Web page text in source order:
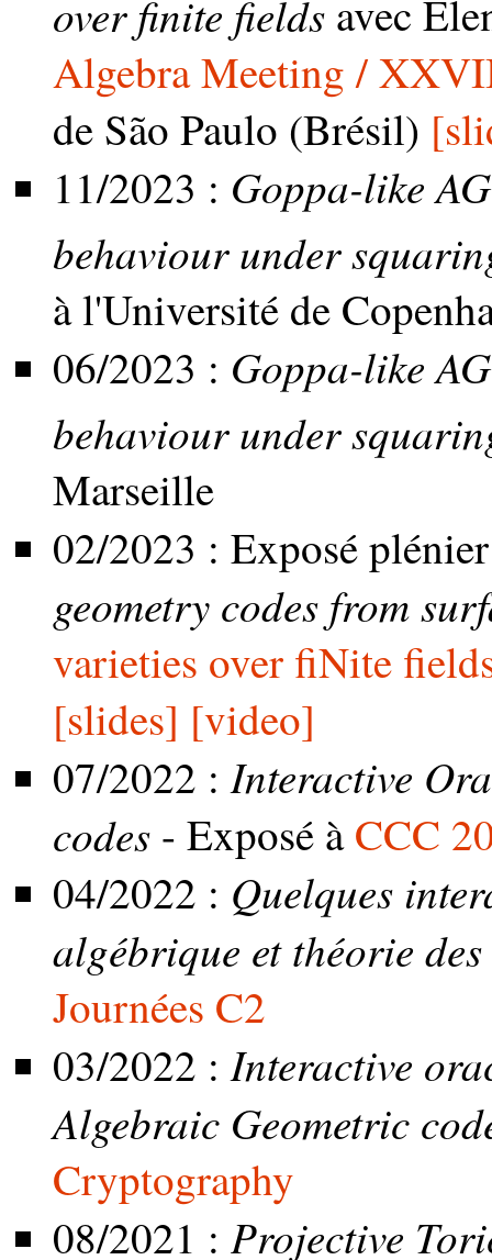
over finite fields avec
Algebra Meeting /
de São Paulo (Brésil)
11/2023 : Goppa-like
behaviour under
à l'Université de
06/2023 : Goppa-like
behaviour under
Marseille
02/2023 : Exposé
geometry codes from
varieties over fiNite
[slides] [video]
07/2022 :Interactive
codes - Exposé àCCC
04/2022 : Quelques
algébrique et théorie des
Journées C2
03/2022 :Interactive
Algebraic Geometric
Cryptography
08/2021 : Projective